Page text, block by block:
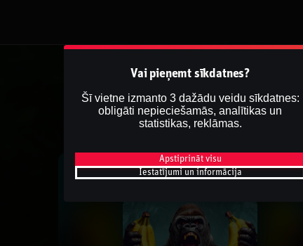
Vai pieņemt sīkdatnes?
Šī vietne izmanto 3 dažādu veidu sīkdatnes:
obligāti nepieciešamās, analītikas un
statistikas, reklāmas.
Apstiprināt visu
Iestatījumi un informācija